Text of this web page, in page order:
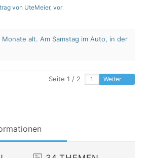
von UteMeier, vor
Monate alt. Am Samstag im Auto, in der
Seite 1 / 2 Weiter